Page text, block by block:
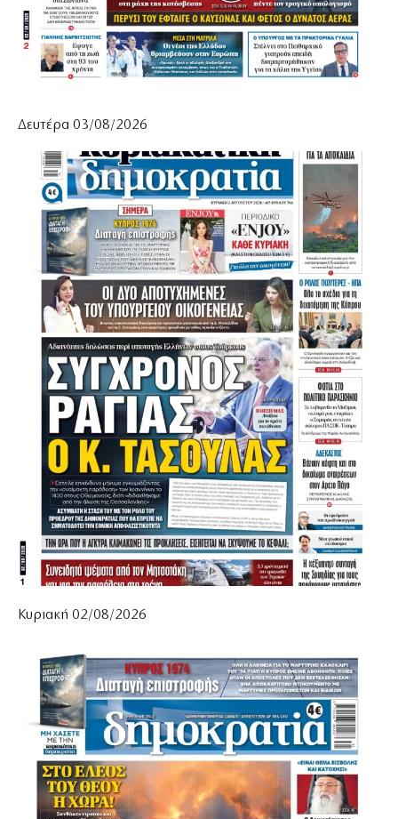
Δευτέρα 03/08/2026
Κυριακή 02/08/2026